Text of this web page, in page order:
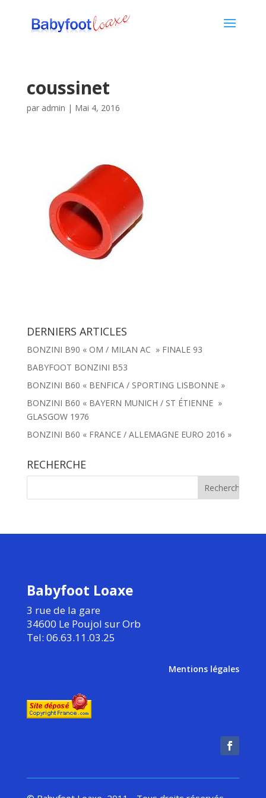
coussinet
par admin | Mai 4, 2016
DERNIERS ARTICLES
BONZINI B90 « OM / MILAN AC » FINALE 93
BABYFOOT BONZINI B53
BONZINI B60 « BENFICA / SPORTING LISBONNE »
BONZINI B60 « BAYERN MUNICH / ST ÉTIENNE »
GLASGOW 1976
BONZINI B60 « FRANCE / ALLEMAGNE EURO 2016 »
RECHERCHE
Babyfoot Loaxe
3 rue de la gare
34600 Le Poujol sur Orb
Tel: 06.63.11.03.25
Mentions légales